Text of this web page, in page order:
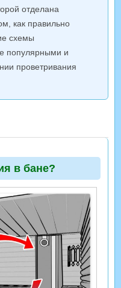
отделана
как правильно
схемы
популярными и
проветривания
в бане?